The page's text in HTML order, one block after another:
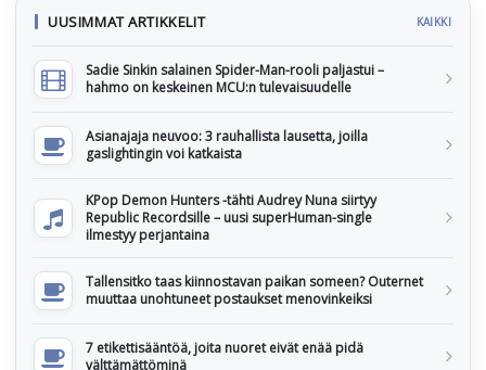
UUSIMMAT ARTIKKELIT KAIKKI
Sadie Sinkin salainen Spider-Man-rooli paljastui –
hahmo on keskeinen MCU:n tulevaisuudelle
Asianajaja neuvoo: 3 rauhallista lausetta, joilla
gaslightingin voi katkaista
KPop Demon Hunters -tähti Audrey Nuna siirtyy
Republic Recordsille – uusi superHuman-single
ilmestyy perjantaina
Tallensitko taas kiinnostavan paikan someen? Outernet
muuttaa unohtuneet postaukset menovinkeiksi
7 etikettisääntöä, joita nuoret eivät enää pidä
välttämättöminä